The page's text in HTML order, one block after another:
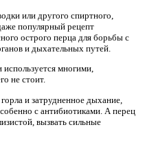
или другого спиртного,
популярный рецепт
острого перца для борьбы с
и дыхательных путей.
многими,
не стоит.
и затрудненное дыхание,
с антибиотиками. А перец
вызвать сильные